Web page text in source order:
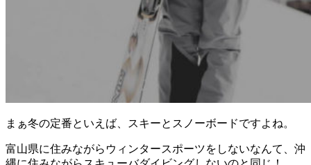
まぁ冬の定番といえば、スキーとスノーボードですよね。
富山県に住みながらウィンタースポーツをしないなんて、沖